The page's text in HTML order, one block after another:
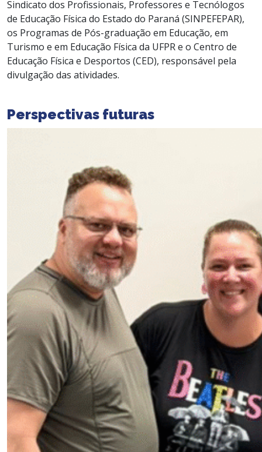
Sindicato dos Profissionais, Professores e Tecnólogos
de Educação Física do Estado do Paraná (SINPEFEPAR),
os Programas de Pós-graduação em Educação, em
Turismo e em Educação Física da UFPR e o Centro de
Educação Física e Desportos (CED), responsável pela
divulgação das atividades.
Perspectivas futuras